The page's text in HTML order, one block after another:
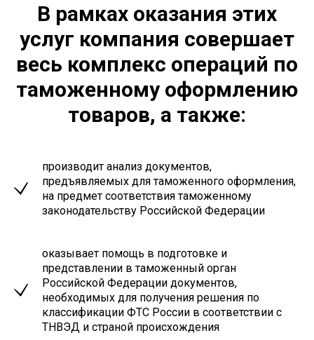
В рамках оказания этих
услуг компания совершает
весь комплекс операций по
таможенному оформлению
товаров, а также:
производит анализ документов,
предъявляемых для таможенного оформления,
на предмет соответствия таможенному
законодательству Российской Федерации
оказывает помощь в подготовке и
представлении в таможенный орган
Российской Федерации документов,
необходимых для получения решения по
классификации ФТС России в соответствии с
ТНВЭД и страной происхождения